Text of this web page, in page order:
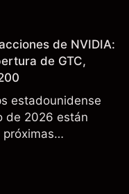
de Oriente
futuros..
de NVIDIA:
de GTC,
estadounidense
de 2026 están
próximas
incertidumbre